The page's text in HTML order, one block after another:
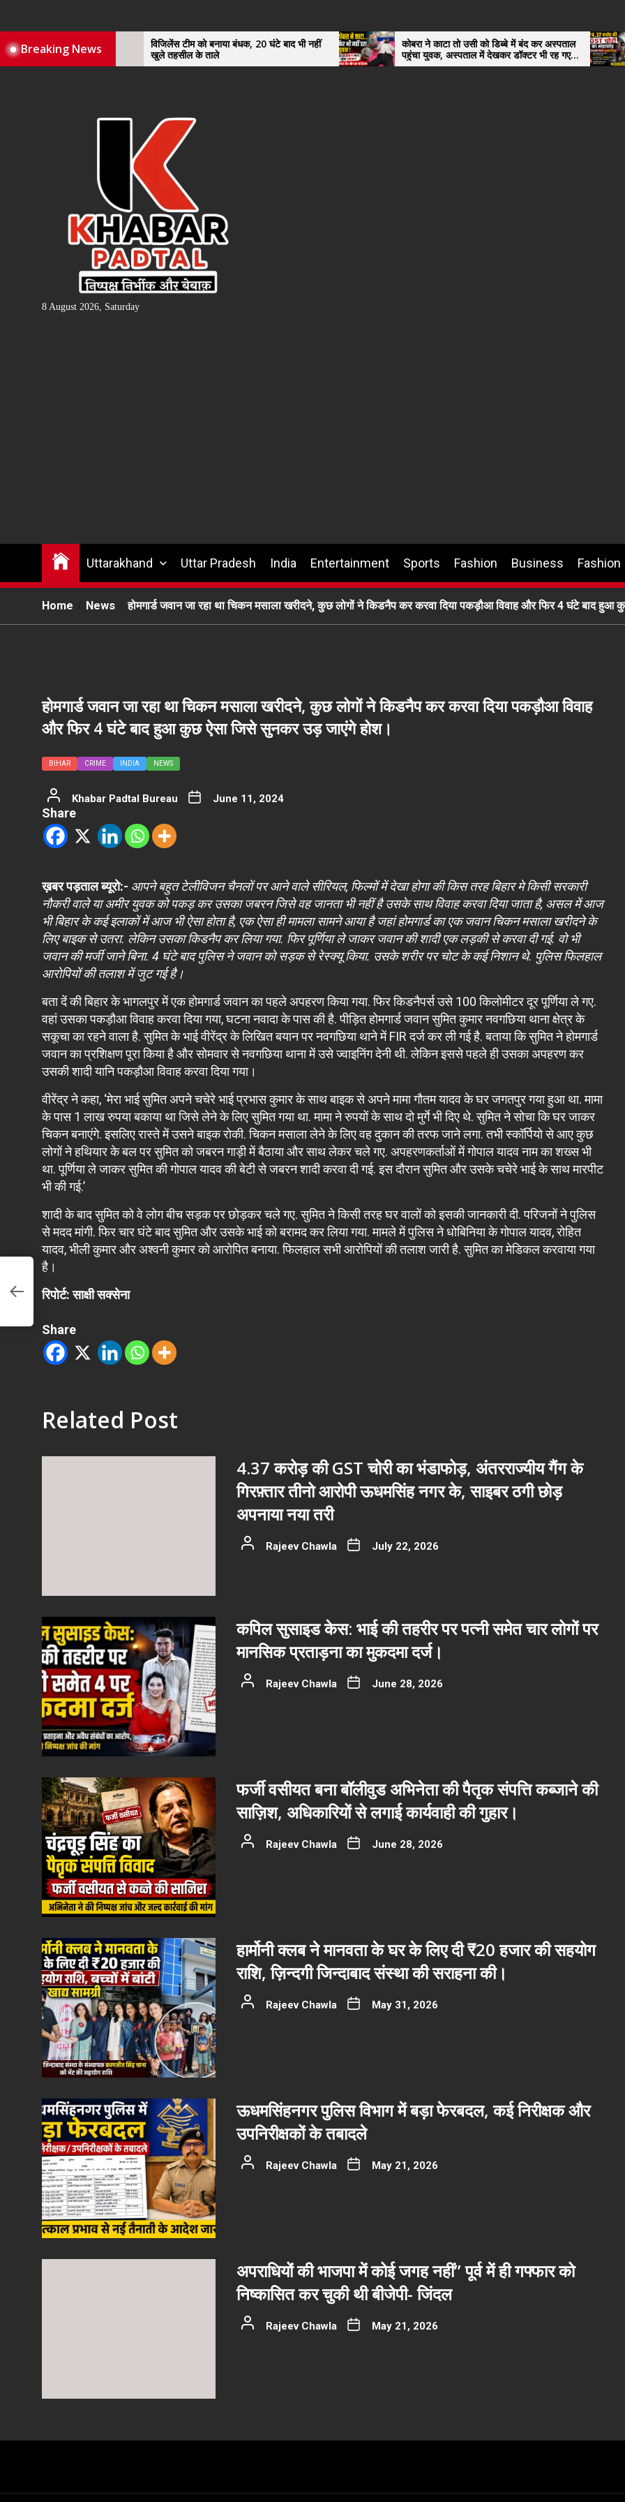
the
content
Breaking News
का
विजिलेंस टीम को बनाया बंधक, 20 घंटे बाद भी नहीं
खुले तहसील के ताले
कोबरा ने काटा तो उसी को डिब्बे में बंद कर अस्पताल
पहुंचा युवक, अस्पताल में देखकर डॉक्टर भी रह गए
हैरान
4.37
नगर
8 August 2026, Saturday
Uttarakhand Uttar Pradesh India Entertainment Sports Fashion Business Fashion
Home News होमगार्ड जवान जा रहा था चिकन मसाला खरीदने, कुछ लोगों ने किडनैप कर करवा दिया पकड़ौआ विवाह और फिर 4 घंटे बाद
होमगार्ड जवान जा रहा था चिकन मसाला खरीदने, कुछ लोगों ने किडनैप कर करवा दिया पकड़ौआ विवाह
और फिर 4 घंटे बाद हुआ कुछ ऐसा जिसे सुनकर उड़ जाएंगे होश।
BIHAR CRIME INDIA NEWS
Khabar Padtal Bureau June 11, 2024
Share
ख़बर पड़ताल ब्यूरो:- आपने बहुत टेलीविजन चैनलों पर आने वाले सीरियल, फिल्मों में देखा होगा की किस तरह बिहार मे किसी सरकारी
नौकरी वाले या अमीर युवक को पकड़ कर उसका जबरन जिसे वह जानता भी नहीं है उसके साथ विवाह करवा दिया जाता है, असल में आज
भी बिहार के कई इलाकों में आज भी ऐसा होता है, एक ऐसा ही मामला सामने आया है जहां होमगार्ड का एक जवान चिकन मसाला खरीदने के
लिए बाइक से उतरा. लेकिन उसका किडनैप कर लिया गया. फिर पूर्णिया ले जाकर जवान की शादी एक लड़की से करवा दी गई. वो भी
जवान की मर्जी जाने बिना. 4 घंटे बाद पुलिस ने जवान को सड़क से रेस्क्यू किया. उसके शरीर पर चोट के कई निशान थे. पुलिस फिलहाल
आरोपियों की तलाश में जुट गई है।
बता दें की बिहार के भागलपुर में एक होमगार्ड जवान का पहले अपहरण किया गया. फिर किडनैपर्स उसे 100 किलोमीटर दूर पूर्णिया ले गए.
वहां उसका पकड़ौआ विवाह करवा दिया गया, घटना नवादा के पास की है. पीड़ित होमगार्ड जवान सुमित कुमार नवगछिया थाना क्षेत्र के
सकूचा का रहने वाला है. सुमित के भाई वीरेंद्र के लिखित बयान पर नवगछिया थाने में FIR दर्ज कर ली गई है. बताया कि सुमित ने होमगार्ड
जवान का प्रशिक्षण पूरा किया है और सोमवार से नवगछिया थाना में उसे ज्वाइनिंग देनी थी. लेकिन इससे पहले ही उसका अपहरण कर
उसकी शादी यानि पकड़ौआ विवाह करवा दिया गया।
वीरेंद्र ने कहा, ‘मेरा भाई सुमित अपने चचेरे भाई प्रभास कुमार के साथ बाइक से अपने मामा गौतम यादव के घर जगतपुर गया हुआ था. मामा
के पास 1 लाख रुपया बकाया था जिसे लेने के लिए सुमित गया था. मामा ने रुपयों के साथ दो मुर्गे भी दिए थे. सुमित ने सोचा कि घर जाकर
चिकन बनाएंगे. इसलिए रास्ते में उसने बाइक रोकी. चिकन मसाला लेने के लिए वह दुकान की तरफ जाने लगा. तभी स्कॉर्पियो से आए कुछ
लोगों ने हथियार के बल पर सुमित को जबरन गाड़ी में बैठाया और साथ लेकर चले गए. अपहरणकर्ताओं में गोपाल यादव नाम का शख्स भी
था. पूर्णिया ले जाकर सुमित की गोपाल यादव की बेटी से जबरन शादी करवा दी गई. इस दौरान सुमित और उसके चचेरे भाई के साथ मारपीट
भी की गई.’
शादी के बाद सुमित को वे लोग बीच सड़क पर छोड़कर चले गए. सुमित ने किसी तरह घर वालों को इसकी जानकारी दी. परिजनों ने पुलिस
से मदद मांगी. फिर चार घंटे बाद सुमित और उसके भाई को बरामद कर लिया गया. मामले में पुलिस ने धोबिनिया के गोपाल यादव, रोहित
यादव, भीली कुमार और अश्वनी कुमार को आरोपित बनाया. फिलहाल सभी आरोपियों की तलाश जारी है. सुमित का मेडिकल करवाया गया
है।
रिपोर्ट: साक्षी सक्सेना
Share
Related Post
4.37 करोड़ की GST चोरी का भंडाफोड़, अंतरराज्यीय गैंग के
गिरफ़्तार तीनो आरोपी ऊधमसिंह नगर के, साइबर ठगी छोड़
अपनाया नया तरी
Rajeev Chawla July 22, 2026
कपिल सुसाइड केस: भाई की तहरीर पर पत्नी समेत चार लोगों पर
मानसिक प्रताड़ना का मुकदमा दर्ज।
Rajeev Chawla June 28, 2026
फर्जी वसीयत बना बॉलीवुड अभिनेता की पैतृक संपत्ति कब्जाने की
साज़िश, अधिकारियों से लगाई कार्यवाही की गुहार।
Rajeev Chawla June 28, 2026
हार्मोनी क्लब ने मानवता के घर के लिए दी ₹20 हजार की सहयोग
राशि, ज़िन्दगी जिन्दाबाद संस्था की सराहना की।
Rajeev Chawla May 31, 2026
ऊधमसिंहनगर पुलिस विभाग में बड़ा फेरबदल, कई निरीक्षक और
उपनिरीक्षकों के तबादले
Rajeev Chawla May 21, 2026
अपराधियों की भाजपा में कोई जगह नहीं” पूर्व में ही गफ्फार को
निष्कासित कर चुकी थी बीजेपी- जिंदल
Rajeev Chawla May 21, 2026